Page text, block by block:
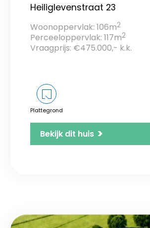
Heiliglevenstraat 23
Woonoppervlak: 106m2
Perceeloppervlak: 117m2
Vraagprijs: €475.000,- k.k.
Plattegrond
Bekijk dit huis >